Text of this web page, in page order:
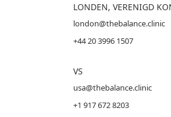
LONDEN, VERENIGD
london@thebalance.clinic
+44 20 3996 1507
VS
usa@thebalance.clinic
+1 917 672 8203